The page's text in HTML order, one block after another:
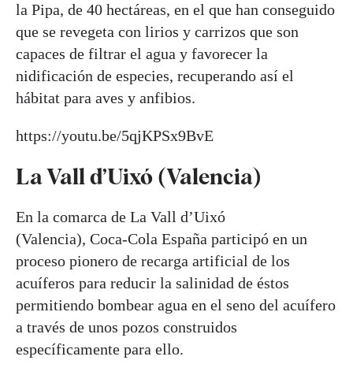
la Pipa, de 40 hectáreas, en el que han conseguido
que se revegeta con lirios y carrizos que son
capaces de filtrar el agua y favorecer la
nidificación de especies, recuperando así el
hábitat para aves y anfibios.
https://youtu.be/5qjKPSx9BvE
La Vall d’Uixó (Valencia)
En la comarca de La Vall d’Uixó
(Valencia), Coca-Cola España participó en un
proceso pionero de recarga artificial de los
acuíferos para reducir la salinidad de éstos
permitiendo bombear agua en el seno del acuífero
a través de unos pozos construidos
específicamente para ello.